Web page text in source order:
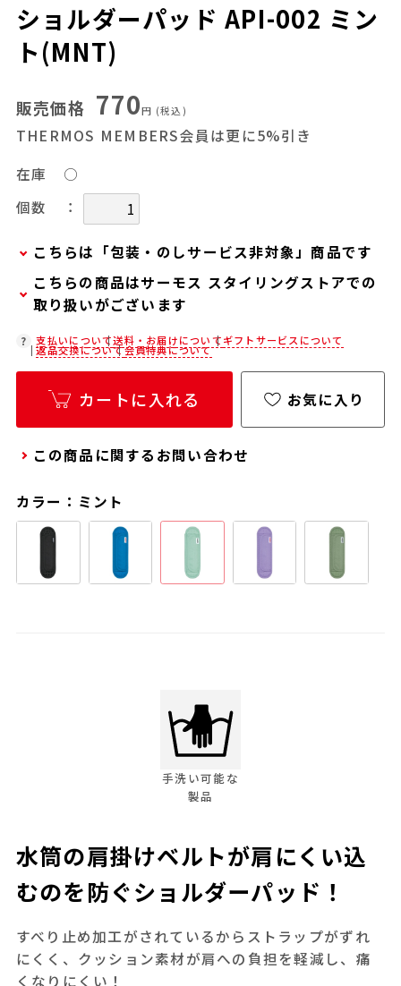
ショルダーパッド API-002 ミン
ト(MNT)
販売価格 770円 (税込)
THERMOS MEMBERS会員は更に5%引き
在庫
○
個数
：
こちらは「包装・のしサービス非対象」商品です
当商品は弊社でのお包みには対応しておりませ
ん。
お客様ご自身で包装する際にお使いいただけるギ
フト用品をご用意しておりますので、セルフラッ
ピング用のギフトバッグや手提げ袋が必要な場合
は、以下より合わせてご購入ください。
通常商品用ギフト用品
パーソナライズサービス用ギフト用品
こちらの商品はサーモス スタイリングストアでの
取り扱いがございます
在庫状況につきましては、各店舗までお電話にて
店舗紹介ページ
支払いについて送料・お届けについてギフトサービスについて
返品交換について会員特典について
カートに入れる お気に入り
この商品に関するお問い合わせ
カラー：ミント
手洗い可能な
製品
水筒の肩掛けベルトが肩にくい込
むのを防ぐショルダーパッド！
すべり止め加工がされているからストラップがずれ
にくく、クッション素材が肩への負担を軽減し、痛
くなりにくい！